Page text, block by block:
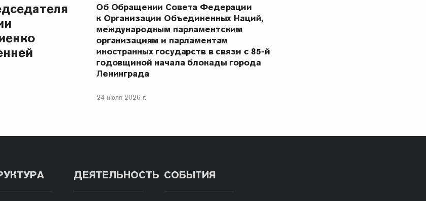
Об Обращении Совета Федерации
к Организации Объединенных Наций,
международным парламентским
организациям и парламентам
иностранных государств в связи с 85-й
годовщиной начала блокады города
Ленинграда
24 июля 2026 г.
ДЕЯТЕЛЬНОСТЬ СОБЫТИЯ